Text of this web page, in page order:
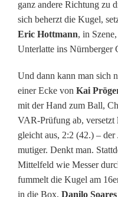
c
h
n
o
c
h
S
c
ganz andere Richtung zu
sich beherzt die Kugel,
Eric Hottmann, in
Unterlatte ins Nürnberger
Und dann kann man sich
einer Ecke von Kai
mit der Hand zum Ball,
VAR-Prüfung ab, versetzt
gleicht aus, 2:2 (42.) –
mutiger. Denkt man.
Mittelfeld wie Messer
fummelt die Kugel am
in die Box, Danilo Soares